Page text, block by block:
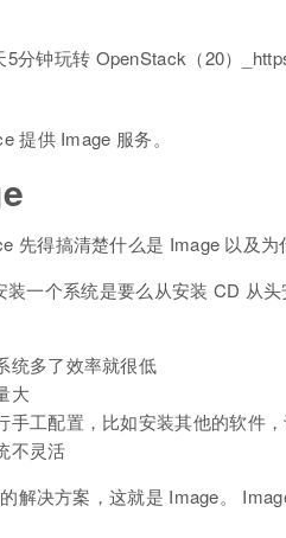
提供 Image 服务。
先得搞清楚什么是 Image 以及为
装一个系统是要么从安装 CD 从
统多了效率就很低
大
手工配置，比如安装其他的软件
不灵活
解决方案，这就是 Image。